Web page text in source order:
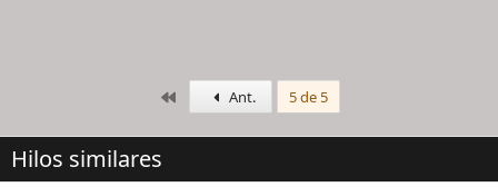
PrimeroAnt. 5 de 5
Hilos similares